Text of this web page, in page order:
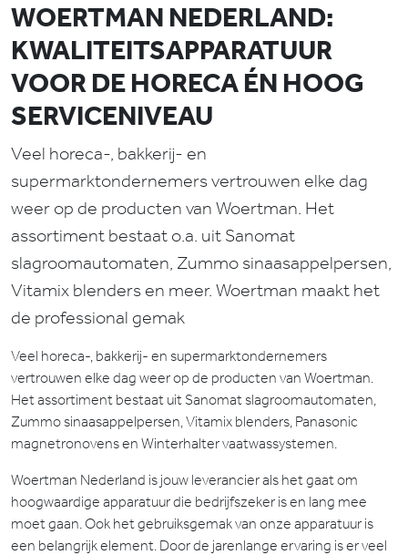
WOERTMAN NEDERLAND:
KWALITEITSAPPARATUUR
VOOR DE HORECA ÉN HOOG
SERVICENIVEAU
Veel horeca-, bakkerij- en
supermarktondernemers vertrouwen elke dag
weer op de producten van Woertman. Het
assortiment bestaat o.a. uit Sanomat
slagroomautomaten, Zummo sinaasappelpersen,
Vitamix blenders en meer. Woertman maakt het
de professional gemak
Veel horeca-, bakkerij- en supermarktondernemers
vertrouwen elke dag weer op de producten van Woertman.
Het assortiment bestaat uit Sanomat slagroomautomaten,
Zummo sinaasappelpersen, Vitamix blenders, Panasonic
magnetronovens en Winterhalter vaatwassystemen.
Woertman Nederland is jouw leverancier als het gaat om
hoogwaardige apparatuur die bedrijfszeker is en lang mee
moet gaan. Ook het gebruiksgemak van onze apparatuur is
een belangrijk element. Door de jarenlange ervaring is er veel